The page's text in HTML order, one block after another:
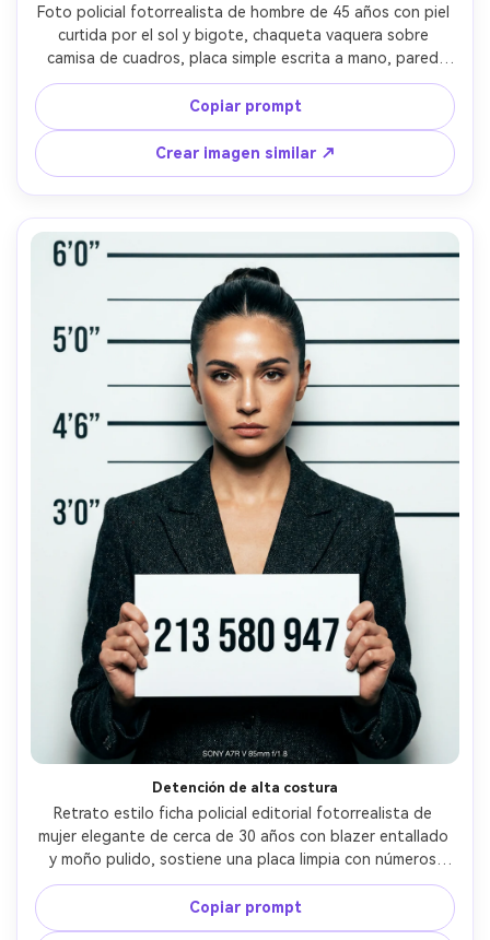
Foto policial fotorrealista de hombre de 45 años con piel
curtida por el sol y bigote, chaqueta vaquera sobre
camisa de cuadros, placa simple escrita a mano, pared
beige de tabla de alturas con líneas levemente torcidas,
luz de estación fluorescente plana, sin glamour, poros
naturales, tomada con Nikon Z7 y 50mm, encuadre
pecho-arriba, aspecto documental y honesto --ar 4:5
Copiar prompt
Crear imagen similar ↗
Detención de alta costura
Retrato estilo ficha policial editorial fotorrealista de
mujer elegante de cerca de 30 años con blazer entallado
y moño pulido, sostiene una placa limpia con números
sans-serif en negrita, pared de tabla de alturas blanca e
impecable, flash tipo beauty dish para realzar los brillos,
gradación de revista de alta gama, tomada con Sony A7R
Copiar prompt